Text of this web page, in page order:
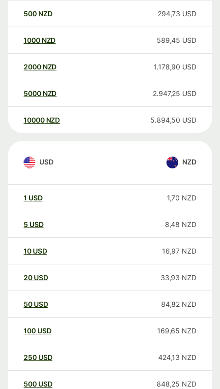
500 NZD 294,73 USD
1000 NZD 589,45 USD
2000 NZD 1.178,90 USD
5000 NZD 2.947,25 USD
10000 NZD 5.894,50 USD
USD NZD
1 USD 1,70 NZD
5 USD 8,48 NZD
10 USD 16,97 NZD
20 USD 33,93 NZD
50 USD 84,82 NZD
100 USD 169,65 NZD
250 USD 424,13 NZD
500 USD 848,25 NZD